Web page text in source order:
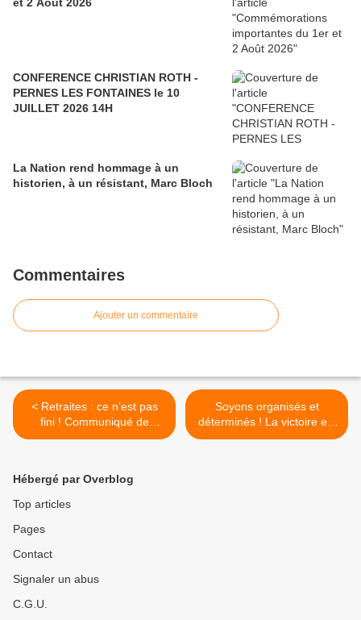
CONFERENCE CHRISTIAN ROTH -
PERNES LES FONTAINES le 10
JUILLET 2026 14H
La Nation rend hommage à un
historien, à un résistant, Marc Bloch
Commentaires
Ajouter un commentaire
< Retraites : ce n’est pas
fini ! Communiqué de
l'Intersyndicale
Soyons organisés et
déterminés ! La victoire est
devant nous a portée de
Hébergé par Overblog
Top articles
Pages
Contact
Signaler un abus
C.G.U.